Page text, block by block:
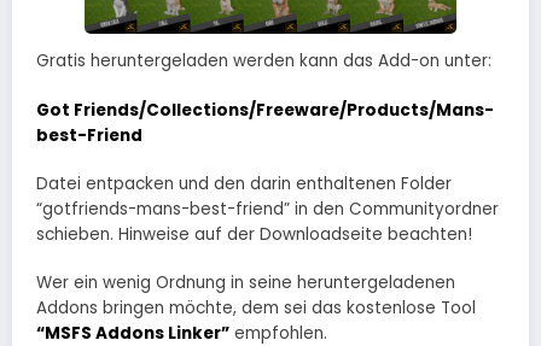
Gratis heruntergeladen werden kann das Add-on unter:
Got Friends/Collections/Freeware/Products/Mans-
best-Friend
Datei entpacken und den darin enthaltenen Folder
“gotfriends-mans-best-friend” in den Communityordner
schieben. Hinweise auf der Downloadseite beachten!
Wer ein wenig Ordnung in seine heruntergeladenen
Addons bringen möchte, dem sei das kostenlose Tool
“MSFS Addons Linker” empfohlen.